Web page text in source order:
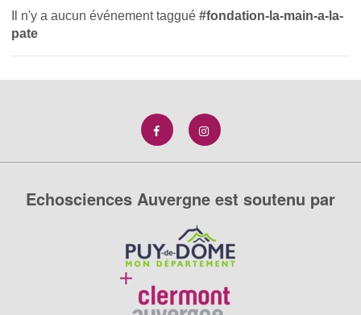
Il n'y a aucun événement taggué#fondation-la-main-a-la-
pate
Echosciences Auvergne est soutenu par